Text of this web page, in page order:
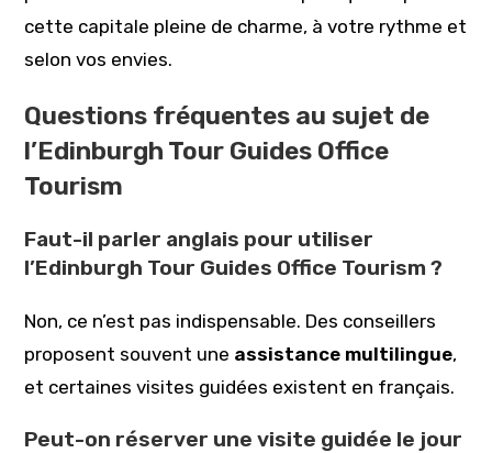
cette capitale pleine de charme, à votre rythme et
selon vos envies.
Questions fréquentes au sujet de
l’Edinburgh Tour Guides Office
Tourism
Faut-il parler anglais pour utiliser
l’Edinburgh Tour Guides Office Tourism ?
Non, ce n’est pas indispensable. Des conseillers
proposent souvent une assistance multilingue,
et certaines visites guidées existent en français.
Peut-on réserver une visite guidée le jour